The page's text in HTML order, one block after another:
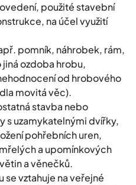
použité stavební
na účel využití
pomník, náhrobek, rám,
ozdoba hrobu,
od hrobového
movitá věc).
stavba nebo
s uzamykatelnými dvířky,
pohřebních uren,
a upomínkových
a věnečků.
se vztahuje na veřejné